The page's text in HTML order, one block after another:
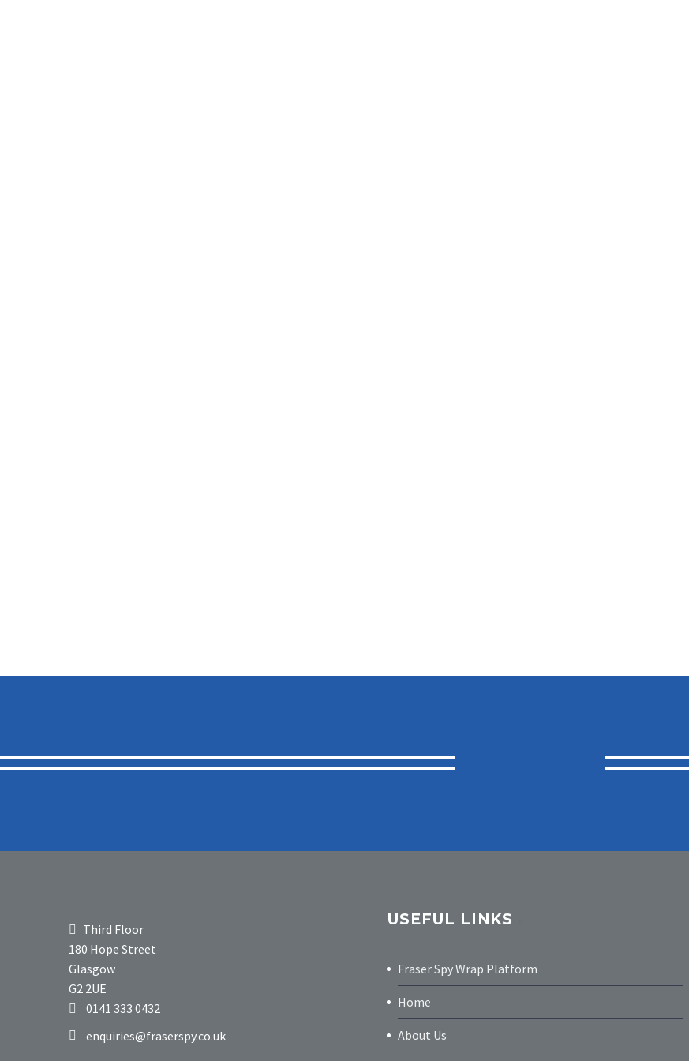
TheGem comes with an extended powerful theme
Third Floor
180 Hope Street
Glasgow
G2 2UE
0141 333 0432
enquiries@fraserspy.co.uk
USEFUL LINKS
Fraser Spy Wrap Platform
Home
About Us